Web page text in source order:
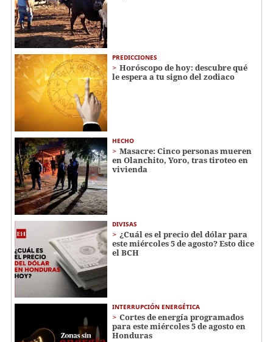
PREDICCIONES
Horóscopo de hoy: descubre qué
le espera a tu signo del zodiaco
HECHO
Masacre: Cinco personas mueren
en Olanchito, Yoro, tras tiroteo en
vivienda
DIVISAS
¿Cuál es el precio del dólar para
este miércoles 5 de agosto? Esto dice
el BCH
INTERRUPCIÓN ENERGÉTICA
Cortes de energía programados
para este miércoles 5 de agosto en
Honduras